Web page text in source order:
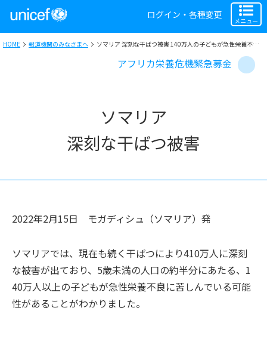
ログイン・各種変更
メニュー
HOME 報道機関のみなさまへ ソマリア 深刻な干ばつ被害 140万人の子どもが急性栄養不良の可能性
アフリカ栄養危機緊急募金
ソマリア
深刻な干ばつ被害
2022年2月15日 モガディシュ（ソマリア） 発
ソマリアでは、現在も続く干ばつにより410万人に深刻
な被害が出ており、5歳未満の人口の約半分にあたる、1
40万人以上の子どもが急性栄養不良に苦しんでいる可能
性があることがわかりました。